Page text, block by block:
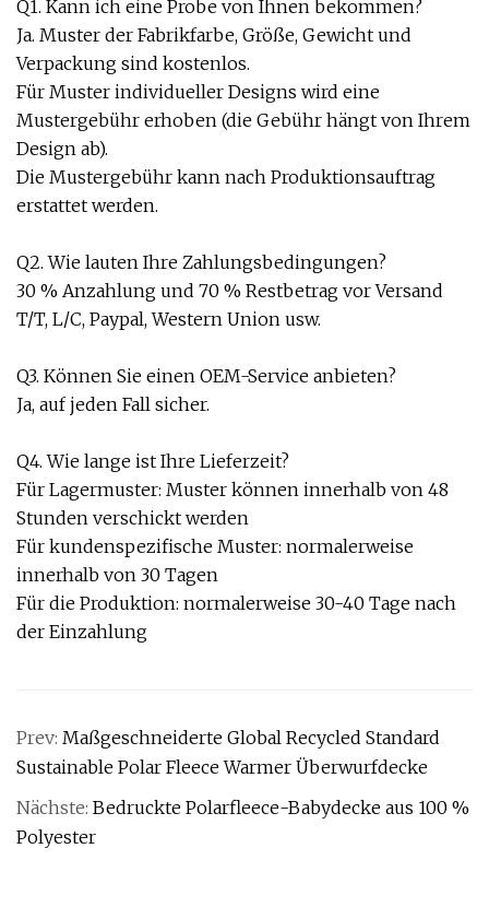
Q1. Kann ich eine Probe von Ihnen bekommen?
Ja. Muster der Fabrikfarbe, Größe, Gewicht und
Verpackung sind kostenlos.
Für Muster individueller Designs wird eine
Mustergebühr erhoben (die Gebühr hängt von Ihrem
Design ab).
Die Mustergebühr kann nach Produktionsauftrag
erstattet werden.
Q2. Wie lauten Ihre Zahlungsbedingungen?
30 % Anzahlung und 70 % Restbetrag vor Versand
T/T, L/C, Paypal, Western Union usw.
Q3. Können Sie einen OEM-Service anbieten?
Ja, auf jeden Fall sicher.
Q4. Wie lange ist Ihre Lieferzeit?
Für Lagermuster: Muster können innerhalb von 48
Stunden verschickt werden
Für kundenspezifische Muster: normalerweise
innerhalb von 30 Tagen
Für die Produktion: normalerweise 30-40 Tage nach
der Einzahlung
Prev: Maßgeschneiderte Global Recycled Standard
Sustainable Polar Fleece Warmer Überwurfdecke
Nächste: Bedruckte Polarfleece-Babydecke aus 100 %
Polyester